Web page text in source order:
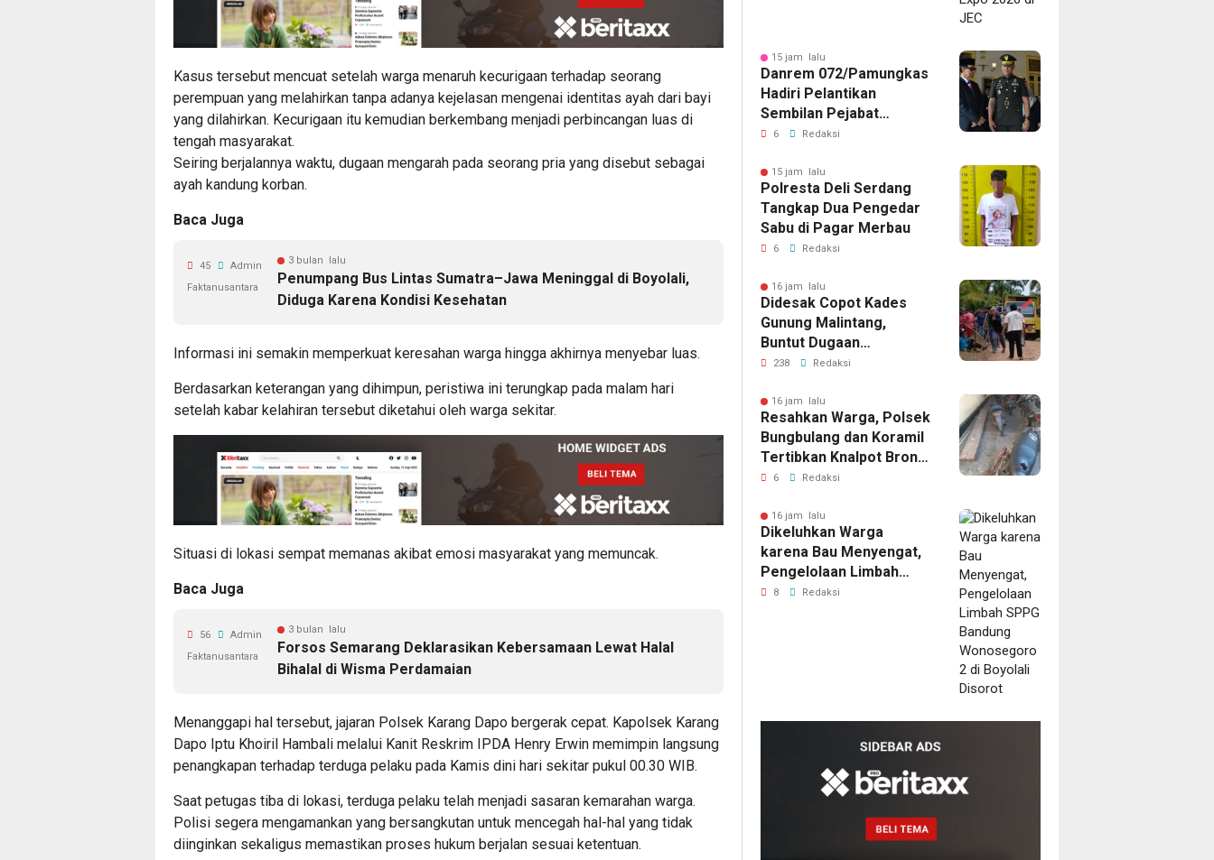
Kasus tersebut mencuat setelah warga menaruh kecurigaan terhadap seorang
perempuan yang melahirkan tanpa adanya kejelasan mengenai identitas ayah dari bayi
yang dilahirkan. Kecurigaan itu kemudian berkembang menjadi perbincangan luas di
tengah masyarakat.
Seiring berjalannya waktu, dugaan mengarah pada seorang pria yang disebut sebagai
ayah kandung korban.
Baca Juga
3 bulan lalu
Penumpang Bus Lintas Sumatra–Jawa Meninggal di Boyolali,
Diduga Karena Kondisi Kesehatan
45
Admin
Faktanusantara
Informasi ini semakin memperkuat keresahan warga hingga akhirnya menyebar luas.
Berdasarkan keterangan yang dihimpun, peristiwa ini terungkap pada malam hari
setelah kabar kelahiran tersebut diketahui oleh warga sekitar.
Situasi di lokasi sempat memanas akibat emosi masyarakat yang memuncak.
Baca Juga
3 bulan lalu
Forsos Semarang Deklarasikan Kebersamaan Lewat Halal
Bihalal di Wisma Perdamaian
56
Admin
Faktanusantara
Menanggapi hal tersebut, jajaran Polsek Karang Dapo bergerak cepat. Kapolsek Karang
Dapo Iptu Khoiril Hambali melalui Kanit Reskrim IPDA Henry Erwin memimpin langsung
penangkapan terhadap terduga pelaku pada Kamis dini hari sekitar pukul 00.30 WIB.
Saat petugas tiba di lokasi, terduga pelaku telah menjadi sasaran kemarahan warga.
Polisi segera mengamankan yang bersangkutan untuk mencegah hal-hal yang tidak
diinginkan sekaligus memastikan proses hukum berjalan sesuai ketentuan.
15 jam lalu
Danrem 072/Pamungkas
Hadiri Pelantikan
Sembilan Pejabat
Pimpinan Tinggi Pratama
6 Redaksi
15 jam lalu
Polresta Deli Serdang
Tangkap Dua Pengedar
Sabu di Pagar Merbau
6 Redaksi
16 jam lalu
Didesak Copot Kades
Gunung Malintang,
Buntut Dugaan
Penganiayaan di Dusun
238 Redaksi
16 jam lalu
Resahkan Warga, Polsek
Bungbulang dan Koramil
Tertibkan Knalpot Brong
di Jalan Raya
6 Redaksi
16 jam lalu
Dikeluhkan Warga
karena Bau Menyengat,
Pengelolaan Limbah
SPPG Bandung
8 Redaksi